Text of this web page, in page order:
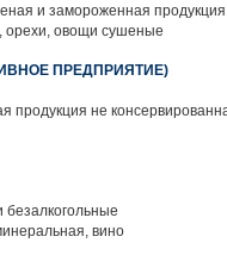
и замороженная продукция
орехи, овощи сушеные
ПРЕДПРИЯТИЕ)
продукция не
безалкогольные
вино